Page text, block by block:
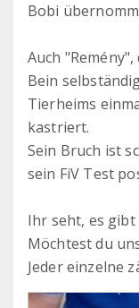
Bobi
Auch
Bein
Tierheims
kastriert.
Sein Bruch ist
sein FiV Test
Ihr seht, es gibt
Möchtest du
Jeder einzelne